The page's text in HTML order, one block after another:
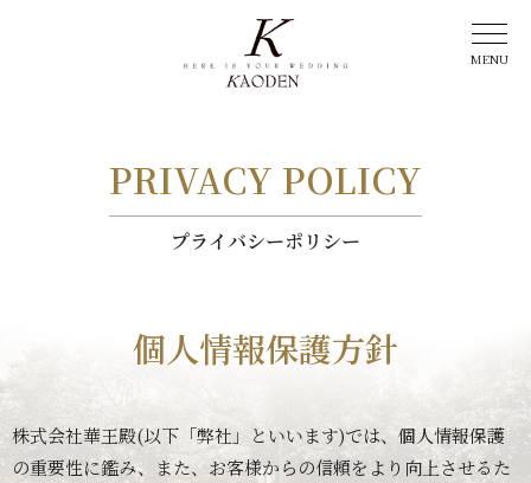
PRIVACY POLICY
プライバシーポリシー
個人情報保護方針
株式会社華王殿(以下「弊社」といいます)では、個人情報保護
の重要性に鑑み、また、お客様からの信頼をより向上させるた